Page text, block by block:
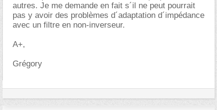
autres. Je me demande en fait s´il ne peut pourrait
pas y avoir des problèmes d´adaptation d´impédance
avec un filtre en non-inverseur.
A+,
Grégory